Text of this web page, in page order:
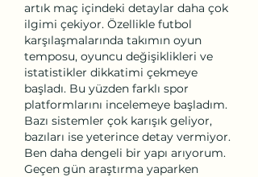
artık maç içindeki detaylar daha çok
ilgimi çekiyor. Özellikle futbol
karşılaşmalarında takımın oyun
temposu, oyuncu değişiklikleri ve
istatistikler dikkatimi çekmeye
başladı. Bu yüzden farklı spor
platformlarını incelemeye başladım.
Bazı sistemler çok karışık geliyor,
bazıları ise yeterince detay vermiyor.
Ben daha dengeli bir yapı arıyorum.
Geçen gün araştırma yaparken